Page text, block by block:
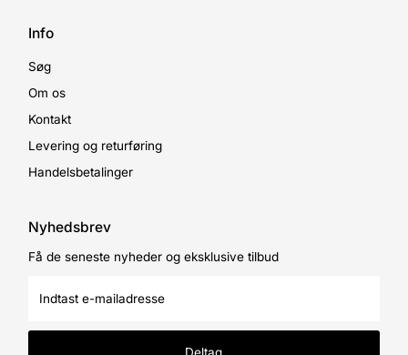
Info
Søg
Om os
Kontakt
Levering og returføring
Handelsbetalinger
Nyhedsbrev
Få de seneste nyheder og eksklusive tilbud
e-